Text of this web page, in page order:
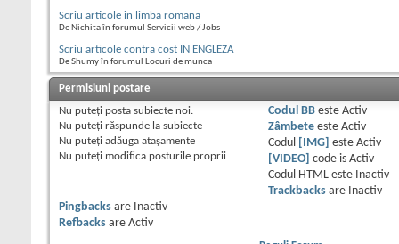
Scriu articole in limba romana
De Nichita în forumul Servicii web / Jobs
Scriu articole contra cost IN ENGLEZA
De Shumy în forumul Locuri de munca
Permisiuni postare
Nu puteţi posta subiecte noi.
Nu puteţi răspunde la subiecte
Nu puteţi adăuga ataşamente
Nu puteţi modifica posturile proprii
Codul BBeste Activ
Zâmbeteeste Activ
Codul
[IMG] este Activ
[VIDEO] code is Activ
Codul HTML este
Inactiv
Trackbacksare
Inactiv
Pingbacks are
Inactiv
Refbacks are Activ